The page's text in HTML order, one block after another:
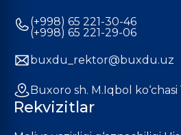
(+998) 65 221-30-46
(+998) 65 221-29-06
buxdu_rektor@buxdu.uz
Buxoro sh. M.Iqbol ko‘chasi
Rekvizitlar